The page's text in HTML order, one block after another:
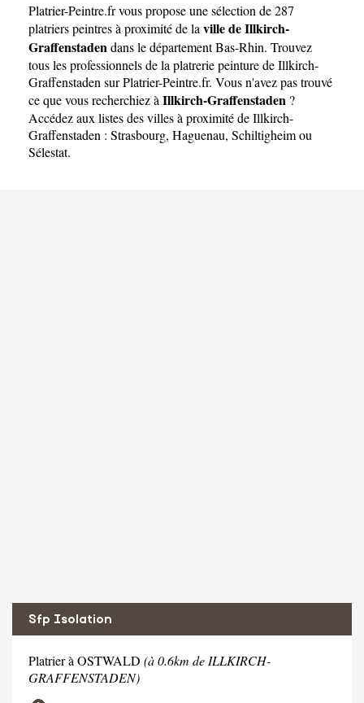
Platrier-Peintre.frvous propose une sélection de 287
platriers peintres à proximité de la ville de Illkirch-
Graffenstadendans le départementBas-Rhin. Trouvez
tous les professionnels de la platrerie peinture de Illkirch-
Graffenstaden sur Platrier-Peintre.fr. Vous n'avez pas trouvé
ce que vous recherchiez à Illkirch-Graffenstaden ?
Accédez aux listes des villes à proximité de Illkirch-
Graffenstaden : Strasbourg, Haguenau, Schiltigheimou
Sélestat.
Sfp Isolation
Platrier à OSTWALD (à 0.6km de ILLKIRCH-
GRAFFENSTADEN)